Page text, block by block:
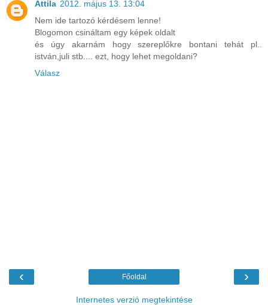
Attila 2012. május 13. 13:04
Nem ide tartozó kérdésem lenne!
Blogomon csináltam egy képek oldalt
és úgy akarnám hogy szereplőkre bontani tehát pl..
istván,juli stb.... ezt, hogy lehet megoldani?
Válasz
‹ ›
Főoldal
Internetes verzió megtekintése